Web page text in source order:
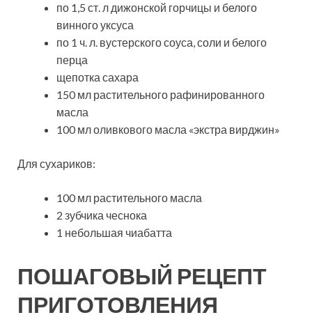
по 1,5 ст. л дижонской горчицы и белого
винного уксуса
по 1 ч. л. вустерского соуса, соли и белого
перца
щепотка сахара
150 мл растительного рафинированного
масла
100 мл оливкового масла «экстра вирджин»
Для сухариков:
100 мл растительного масла
2 зубчика чеснока
1 небольшая чиабатта
ПОШАГОВЫЙ РЕЦЕПТ
ПРИГОТОВЛЕНИЯ